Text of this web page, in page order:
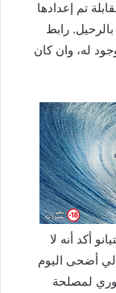
تم إعدادها
رابط
له، وان كان
أكد أنه لا
أضحى اليوم
لمصلحة